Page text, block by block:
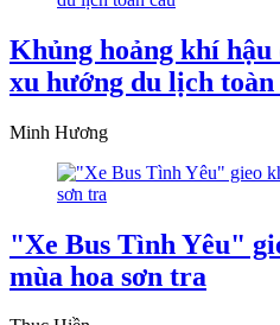
Khủng hoảng khí
xu hướng du lịch toàn
Minh Hương
"Xe Bus Tình Yêu"
mùa hoa sơn tra